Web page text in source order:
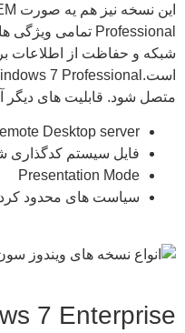
شبکه و حفاظت از اطلاعات
متصل شود. قابلیت های دیگر
Desktop server
فایل سیستم کدگذاری
Presentation Mode
سیاست های محدود
7 Enterprise